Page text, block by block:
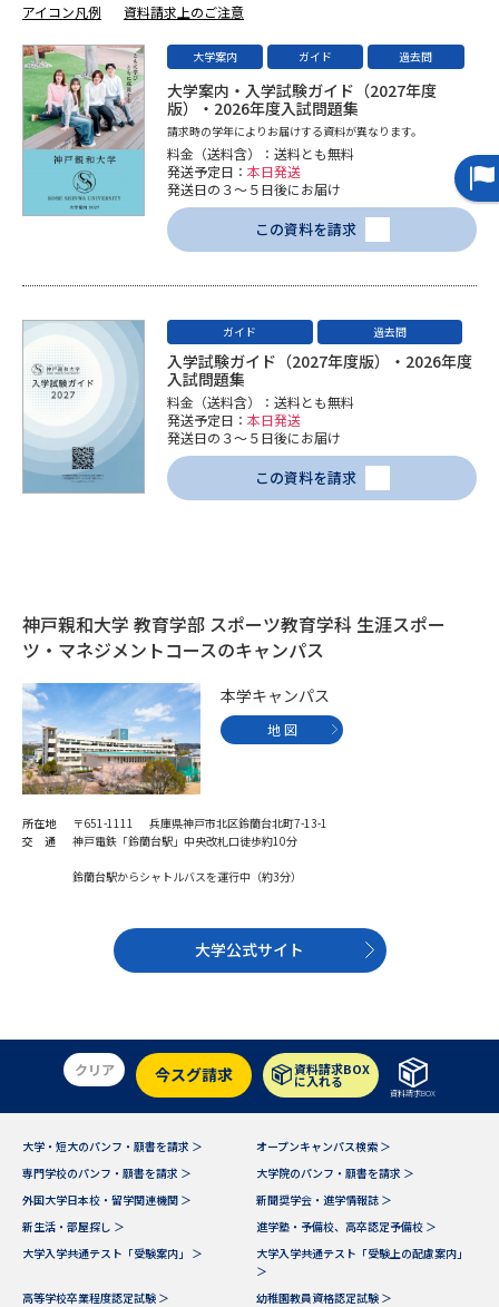
SELFBRAND特集ページ
オープンキャンパスなどを調べる
オープンキャンパス検索 実施プログラムから探す
来場型・Web型イベント特集 夢ナビライブ
志望校・出願校を調べる
併願校選び 受験スケジュールを立てよう
大学で学びたい学問発見
学問のミニ講義「夢ナビ講義」 学問分野解説
学問の教科書 夢ナビライブ
ユーザーサポート
資料の料金の
お支払いについて
受付内容・発送状況の確認
テレメール
特定商取引表記
テレメール進学カタログ
訂正のご案内
アイコン凡例 資料請求上のご注意
大学案内 ガイド 過去問
大学案内・入学試験ガイド（2027年度
版）・2026年度入試問題集
請求時の学年によりお届けする資料が異なります。
料金（送料含）：送料とも無料
発送予定日： 本日発送
発送日の３～５日後にお届け
この資料を請求
ガイド 過去問
入学試験ガイド（2027年度版）・2026年度
入試問題集
料金（送料含）：送料とも無料
発送予定日： 本日発送
発送日の３～５日後にお届け
この資料を請求
神戸親和大学 教育学部 スポーツ教育学科 生涯スポー
ツ・マネジメントコースのキャンパス
本学キャンパス
地 図
所在地
〒651-1111 兵庫県神戸市北区鈴蘭台北町7-13-1
交 通
神戸電鉄「鈴蘭台駅」中央改札口徒歩約10分
鈴蘭台駅からシャトルバスを運行中（約3分）
大学公式サイト
クリア 今スグ請求 資料請求BOX
に入れる
資料請求BOX
大学・短大のパンフ・願書を請求 ＞
オープンキャンパス検索 ＞
専門学校のパンフ・願書を請求 ＞
大学院のパンフ・願書を請求 ＞
外国大学日本校・留学関連機関 ＞
新聞奨学会・進学情報誌 ＞
新生活・部屋探し ＞
進学塾・予備校、高卒認定予備校 ＞
大学入学共通テスト「受験案内」 ＞
大学入学共通テスト「受験上の配慮案内」
＞
高等学校卒業程度認定試験 ＞
幼稚園教員資格認定試験 ＞